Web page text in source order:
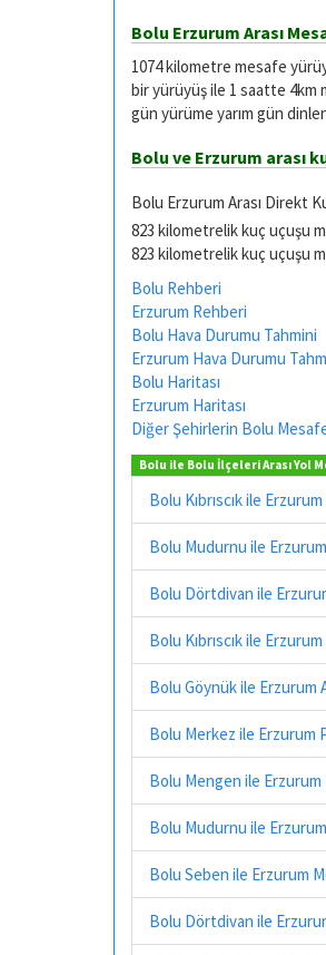
Bolu Erzurum Arası
1074 kilometre mesafe
bir yürüyüş ile 1 saatte 4km
gün yürüme yarım gün
Bolu ve Erzurum arası
Bolu Erzurum Arası Direkt
823 kilometrelik kuç uçuşu
823 kilometrelik kuç uçuşu
Bolu Rehberi
Erzurum Rehberi
Bolu Hava Durumu Tahmini
Erzurum Hava Durumu
Bolu Haritası
Erzurum Haritası
Diğer Şehirlerin Bolu
Bolu ile Bolu İlçeleri Arası Yol
Bolu Kıbrıscık ile
Bolu Mudurnu ile
Bolu Dörtdivan ile
Bolu Kıbrıscık ile
Bolu Göynük ile Erzurum
Bolu Merkez ile Erzurum
Bolu Mengen ile
Bolu Mudurnu ile
Bolu Seben ile Erzurum
Bolu Dörtdivan ile